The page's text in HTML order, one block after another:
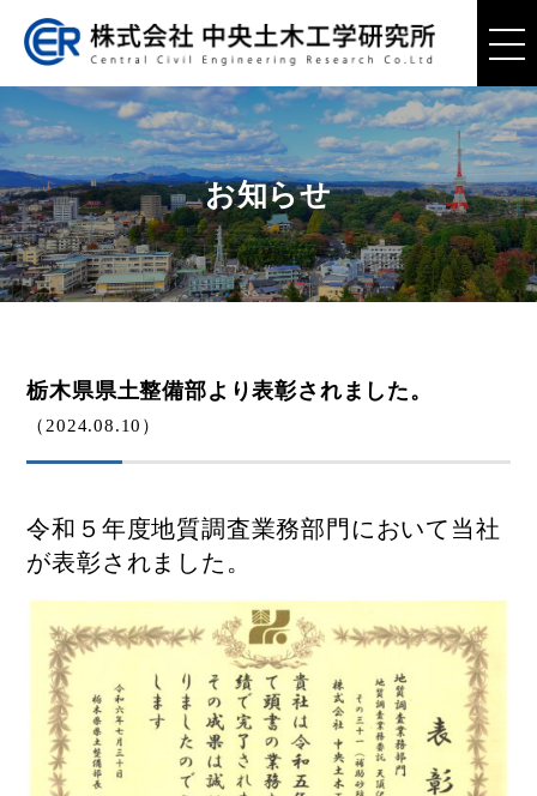
お知らせ
栃木県県土整備部より表彰されました。
（2024.08.10）
令和５年度地質調査業務部門において当社
が表彰されました。